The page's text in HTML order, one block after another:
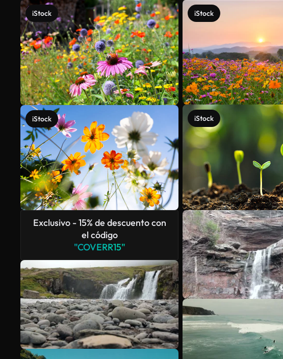
iStock
iStock
Exclusivo - 15% de descuento con
el código
"COVERR15"
iStock
iStock